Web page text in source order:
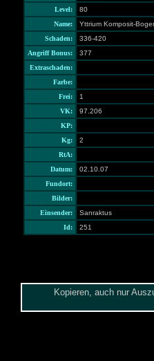
Level:
80
Name:
Yttrium Komposit-
Schaden:
336-420
Angriff Bonus:
377
Extraschaden:
Farbe:
Frei:
1
VK:
97.206
KP:
Kg:
2
RtA:
Datum:
02.10.07
Fundort:
Bilder:
Einsender:
Sanraktus
Id:
251
Kopieren, auch nur